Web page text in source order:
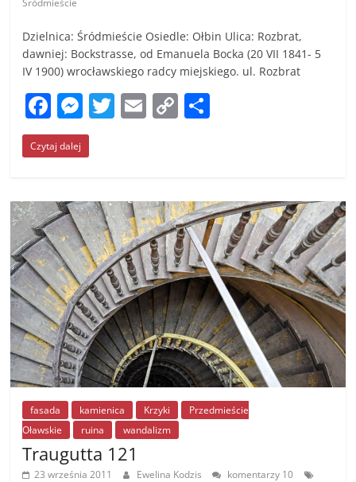
Śródmieście
Dzielnica: Śródmieście Osiedle: Ołbin Ulica: Rozbrat,
dawniej: Bockstrasse, od Emanuela Bocka (20 VII 1841- 5
IV 1900) wrocławskiego radcy miejskiego. ul. Rozbrat
F
a
c
b
o
o
k
M
e
ss
n
g
er
T E C
Li
n
k
Czytaj dalej
fasada kamienica Krzyki
Przedmieście
Oławskie
ruina wandalizm
Traugutta 121
23 września 2011 Ewelina Kodzis
komentarzy 10